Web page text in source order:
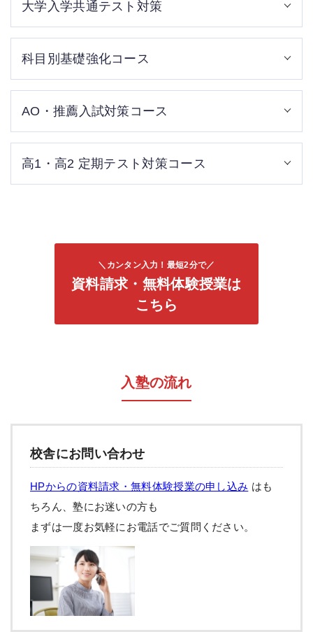
高めます。
ラムを組み、基本段階から入試レベルまで無理なく、効率
的に指導します。
高めます。
大学入学共通テスト対策
問題や課題の演習を徹底して行います。
それにより科目毎の出題パターンを把握し、弱点を強化す
科目別基礎強化コース
い方のコースです。
現在、数学・英語・生物・古文・化学が単科受講者の多い
AO・推薦入試対策コース
高校の教科書レベルの内容を確実にマスターしているかど
うかが入試突破の決め手です。
高1・高2 定期テスト対策コース
各高校別に定期テストの点数アップを目標にします。
＼カンタン入力！最短2分で／
資料請求・無料体験授業は
こちら
入塾の流れ
校舎にお問い合わせ
HPからの資料請求・無料体験授業の申し込み はも
ちろん、塾にお迷いの方も
まずは一度お気軽にお電話でご質問ください。